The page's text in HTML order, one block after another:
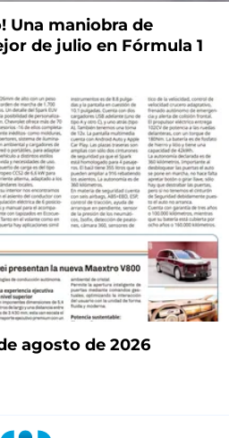
Una maniobra de
de julio en Fórmula 1
agosto de 2026